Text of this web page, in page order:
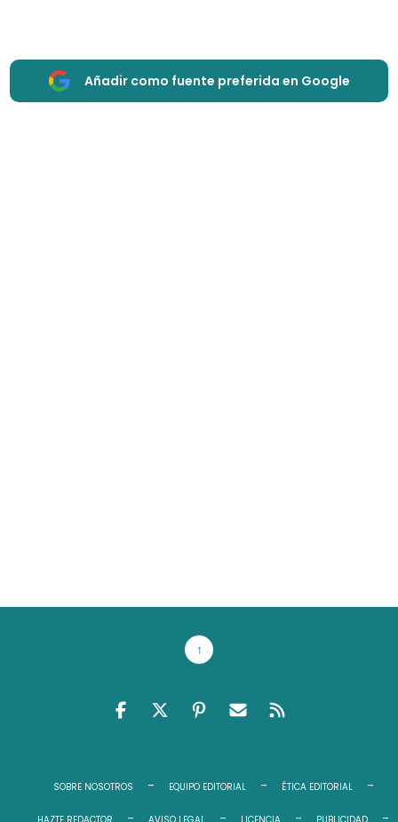
Añadir como fuente preferida en Google
↑
SOBRE NOSOTROS EQUIPO EDITORIAL ÉTICA EDITORIAL